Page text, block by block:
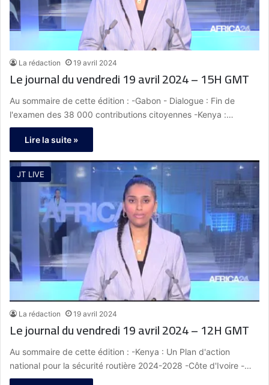
La rédaction 19 avril 2024
Le journal du vendredi 19 avril 2024 – 15H GMT
Au sommaire de cette édition : -Gabon - Dialogue : Fin de
l'examen des 38 000 contributions citoyennes -Kenya :…
Lire la suite »
JT LIVE
La rédaction 19 avril 2024
Le journal du vendredi 19 avril 2024 – 12H GMT
Au sommaire de cette édition : -Kenya : Un Plan d'action
national pour la sécurité routière 2024-2028 -Côte d'Ivoire -…